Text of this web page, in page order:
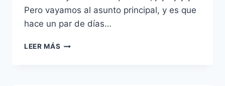
Pero vayamos al asunto principal, y es que
hace un par de días…
LEER MÁS MI